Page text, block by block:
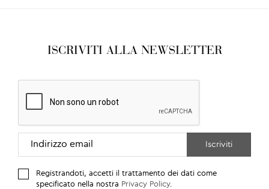
ISCRIVITI ALLA NEWSLETTER
Registrandoti, accetti il trattamento dei dati come
specificato nella nostra Privacy Policy.